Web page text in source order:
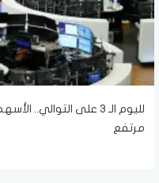
لليوم الـ 3 على
مرتفع